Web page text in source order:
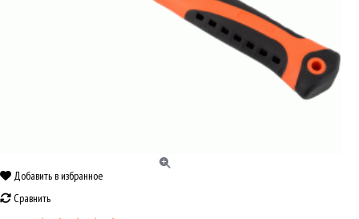
Добавить в избранное
Сравнить